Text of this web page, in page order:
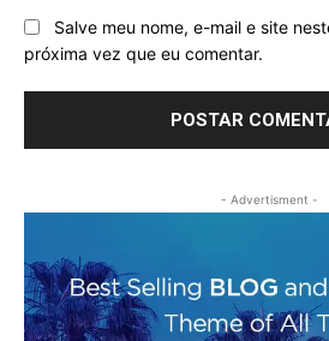
Salve meu nome, e-mail e site
próxima vez que eu comentar.
- Advertisment -